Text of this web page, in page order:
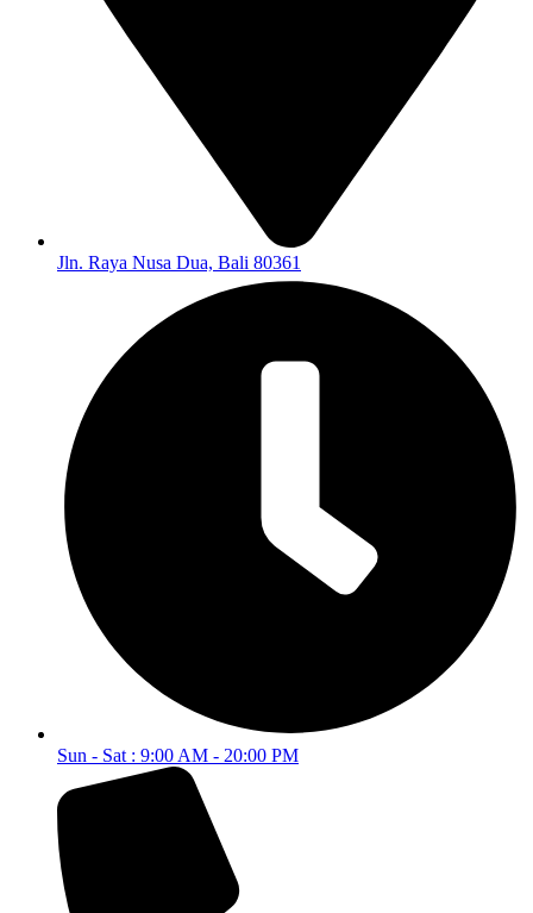
Jln. Raya Nusa Dua, Bali 80361
Sun - Sat : 9:00 AM - 20:00 PM